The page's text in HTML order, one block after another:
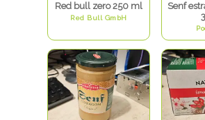
Red bull zero 250 ml
Red Bull GmbH
Senf